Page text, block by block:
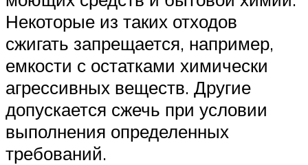
Некоторые из таких отходов
сжигать запрещается, например,
емкости с остатками химически
агрессивных веществ. Другие
допускается сжечь при условии
выполнения определенных
требований.